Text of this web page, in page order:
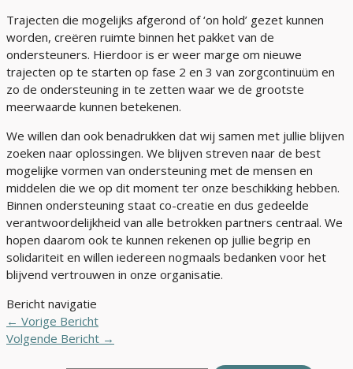
Trajecten die mogelijks afgerond of ‘on hold’ gezet kunnen
worden, creëren ruimte binnen het pakket van de
ondersteuners. Hierdoor is er weer marge om nieuwe
trajecten op te starten op fase 2 en 3 van zorgcontinuüm en
zo de ondersteuning in te zetten waar we de grootste
meerwaarde kunnen betekenen.
We willen dan ook benadrukken dat wij samen met jullie blijven
zoeken naar oplossingen. We blijven streven naar de best
mogelijke vormen van ondersteuning met de mensen en
middelen die we op dit moment ter onze beschikking hebben.
Binnen ondersteuning staat co-creatie en dus gedeelde
verantwoordelijkheid van alle betrokken partners centraal. We
hopen daarom ook te kunnen rekenen op jullie begrip en
solidariteit en willen iedereen nogmaals bedanken voor het
blijvend vertrouwen in onze organisatie.
Bericht navigatie
← Vorige Bericht
Volgende Bericht →